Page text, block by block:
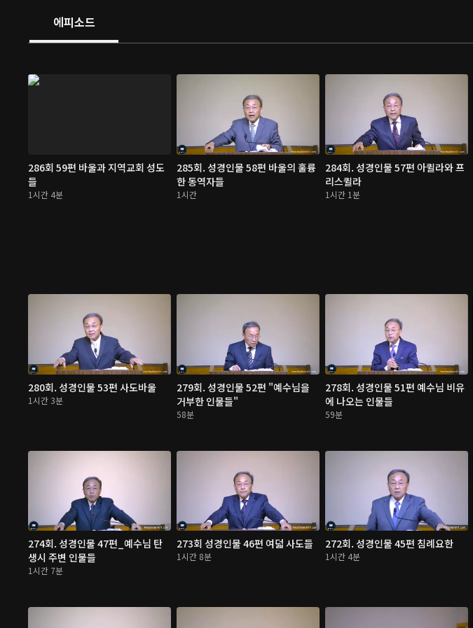
에피소드
286회 59편 바울과 지역교회 성도
들
1시간 4분
285회. 성경인물 58편 바울의 훌륭
한 동역자들
1시간
284회. 성경인물 57편 아퀼라와 프
리스퀼라
1시간 1분
280회. 성경인물 53편 사도바울
1시간 3분
279회. 성경인물 52편 "예수님을
거부한 인물들"
58분
278회. 성경인물 51편 예수님 비유
에 나오는 인물들
59분
274회. 성경인물 47편_예수님 탄
생시 주변 인물들
1시간 7분
273회 성경인물 46편 여덟 사도들
1시간 8분
272회. 성경인물 45편 침례요한
1시간 4분